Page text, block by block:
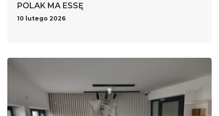
POLAK MA ESSĘ
10 lutego 2026